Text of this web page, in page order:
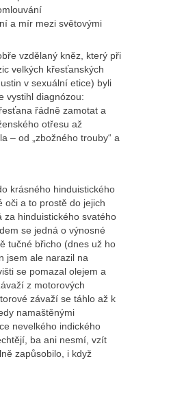
a mír mezi světovými
vzdělaný kněz, který při
velkých křesťanských
v sexuální etice) byli
vystihl diagnózou:
řádně zamotat a
otřesu až
– od „zbožného trouby“ a
krásného hinduistického
oči a to prostě do jejich
za hinduistického svatého
se jedná o výnosné
tučné břicho (dnes už ho
jsem ale narazil na
se pomazal olejem a
z motorových
závaží se táhlo až k
namaštěnými
nevelkého indického
ba ani nesmí, vzít
zapůsobilo, i když